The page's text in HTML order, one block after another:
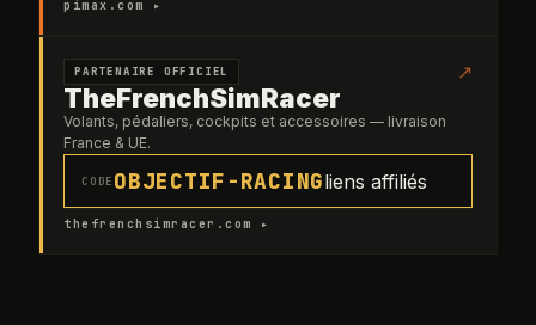
pimax.com ▸
PARTENAIRE OFFICIEL ↗
TheFrenchSimRacer
Volants, pédaliers, cockpits et accessoires — livraison
France & UE.
CODE OBJECTIF-RACINGliens affiliés
thefrenchsimracer.com ▸